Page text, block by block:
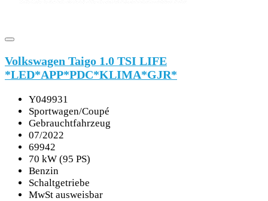
Volkswagen Taigo 1.0 TSI LIFE
*LED*APP*PDC*KLIMA*GJR*
Y049931
Sportwagen/Coupé
Gebrauchtfahrzeug
07/2022
69942
70 kW (95 PS)
Benzin
Schaltgetriebe
MwSt ausweisbar